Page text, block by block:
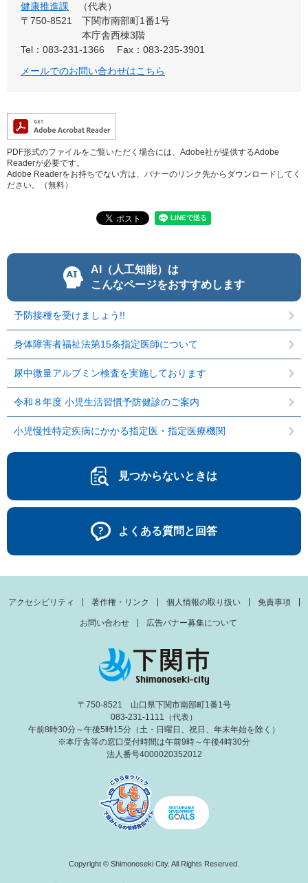
健康推進課
代表
〒750-8521
下関市南部町1番1号
本庁舎西棟3階
Tel：083-231-1366
Fax：083-235-3901
メールでのお問い合わせはこちら
PDF形式のファイルをご覧いただく場合には、Adobe社が提供するAdobe
Readerが必要です。
Adobe Readerをお持ちでない方は、バナーのリンク先からダウンロードしてく
ださい。（無料）
AI（人工知能）は
こんなページをおすすめします
予防接種を受けましょう!!
身体障害者福祉法第15条指定医師について
尿中微量アルブミン検査を実施しております
令和８年度 小児生活習慣予防健診のご案内
小児慢性特定疾病にかかる指定医・指定医療機関
見つからないときは
よくある質問と回答
アクセシビリティ 著作権・リンク 個人情報の取り扱い 免責事項
お問い合わせ 広告バナー募集について
〒750-8521 山口県下関市南部町1番1号
083-231-1111（代表）
午前8時30分～午後5時15分（土・日曜日、祝日、年末年始を除く）
※本庁舎等の窓口受付時間は午前9時～午後4時30分
法人番号4000020352012
Copyright © Shimonoseki City. All Rights Reserved.